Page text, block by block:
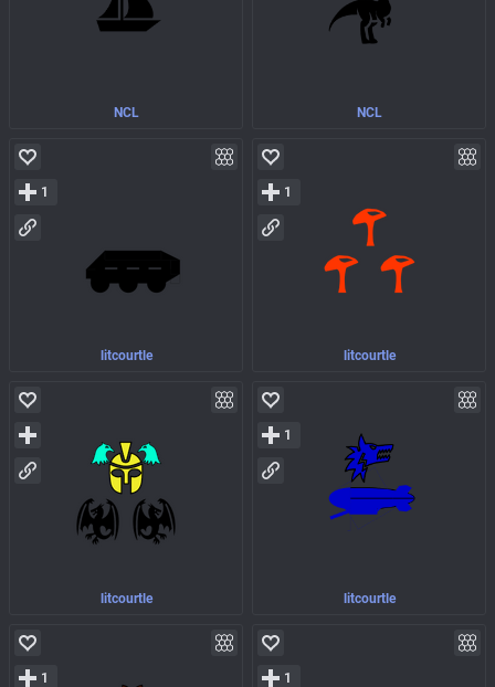
NCL NCL
litcourtle
1
litcourtle
1
litcourtle litcourtle
1
1 1